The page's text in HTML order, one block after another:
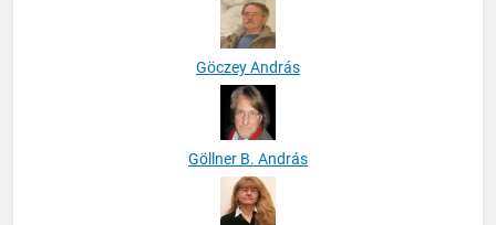
Göczey András
Göllner B. András